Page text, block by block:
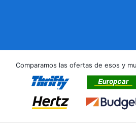
Comparamos las ofertas de esos y